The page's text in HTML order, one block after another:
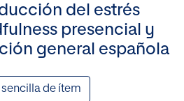
del estrés
presencial y
general española
sencilla de ítem